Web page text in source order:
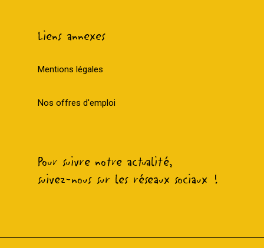
Liens annexes
Mentions légales
Nos offres d'emploi
Pour suivre notre actualité,
suivez-nous sur les réseaux sociaux !